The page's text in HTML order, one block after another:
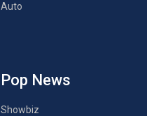
Auto
Pop News
Showbiz